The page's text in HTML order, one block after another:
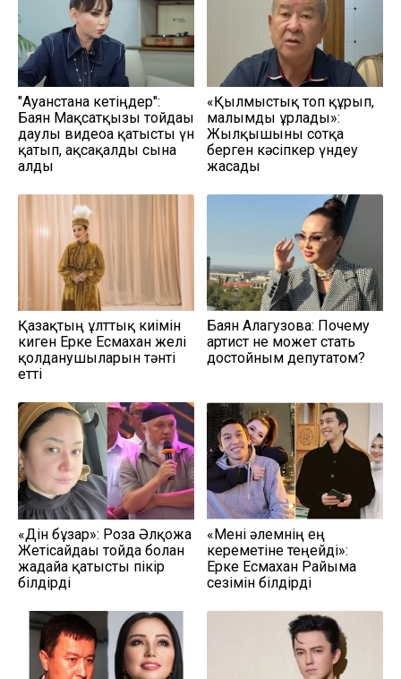
"Ауғанстанға кетіңдер":
Баян Мақсатқызы тойдағы
даулы видеоға қатысты үн
қатып, ақсақалды сынға
алды
«Қылмыстық топ құрып,
малымды ұрлады»:
Жылқышыны сотқа
берген кәсіпкер үндеу
жасады
Қазақтың ұлттық киімін
киген Ерке Есмахан желі
қолданушыларын тәнті
етті
Баян Алагузова: Почему
артист не может стать
достойным депутатом?
«Дін бұзар»: Роза Әлқожа
Жетісайдағы тойда болған
жағдайға қатысты пікір
білдірді
«Мені әлемнің ең
кереметіне теңейді»:
Ерке Есмахан Райымға
сезімін білдірді